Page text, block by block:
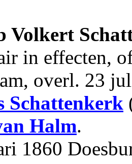
Volkert
in effecten,
overl. 23
Schattenkerk
Halm.
1860